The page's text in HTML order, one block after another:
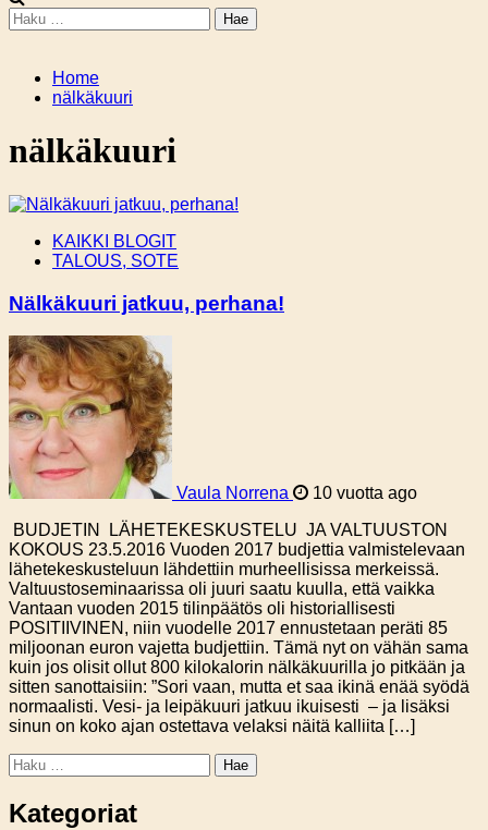
Haku:
Home
nälkäkuuri
nälkäkuuri
KAIKKI BLOGIT
TALOUS, SOTE
Nälkäkuuri jatkuu, perhana!
Vaula Norrena
10 vuotta ago
BUDJETIN LÄHETEKESKUSTELU JA VALTUUSTON
KOKOUS 23.5.2016 Vuoden 2017 budjettia valmistelevaan
lähetekeskusteluun lähdettiin murheellisissa merkeissä.
Valtuustoseminaarissa oli juuri saatu kuulla, että vaikka
Vantaan vuoden 2015 tilinpäätös oli historiallisesti
POSITIIVINEN, niin vuodelle 2017 ennustetaan peräti 85
miljoonan euron vajetta budjettiin. Tämä nyt on vähän sama
kuin jos olisit ollut 800 kilokalorin nälkäkuurilla jo pitkään ja
sitten sanottaisiin: ”Sori vaan, mutta et saa ikinä enää syödä
normaalisti. Vesi- ja leipäkuuri jatkuu ikuisesti – ja lisäksi
sinun on koko ajan ostettava velaksi näitä kalliita […]
Haku:
Kategoriat